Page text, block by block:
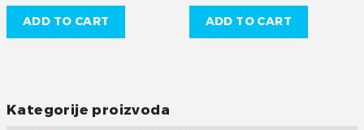
ADD TO CART ADD TO CART
Kategorije proizvoda